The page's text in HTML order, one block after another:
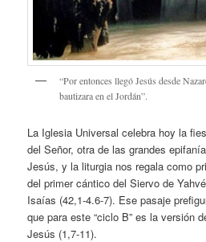
“Por entonces llegó Jesús desde
bautizara en el Jordán”.
La Iglesia Universal celebra hoy la
del Señor, otra de las grandes
Jesús, y la liturgia nos regala como
del primer cántico del Siervo de
Isaías (42,1-4.6-7). Ese pasaje
que para este “ciclo B” es la versión
Jesús (1,7-11).